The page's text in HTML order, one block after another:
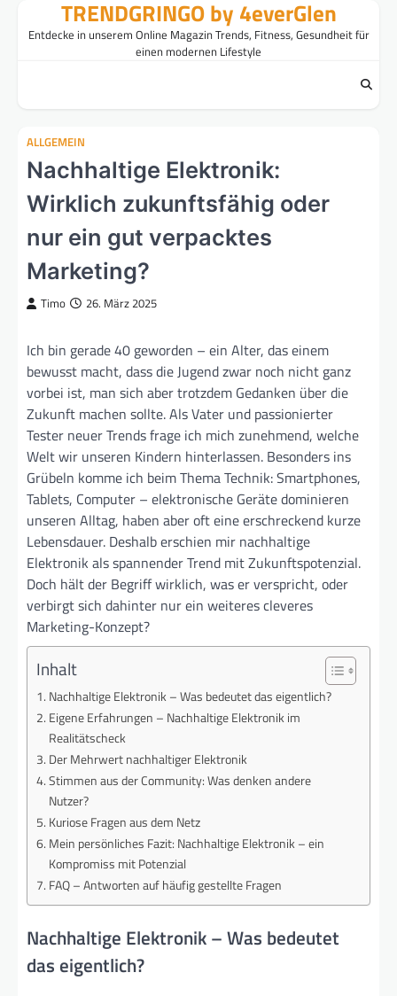
TRENDGRINGO by 4everGlen
Entdecke in unserem Online Magazin Trends, Fitness, Gesundheit für
einen modernen Lifestyle
ALLGEMEIN
Nachhaltige Elektronik:
Wirklich zukunftsfähig oder
nur ein gut verpacktes
Marketing?
Timo 26. März 2025
Ich bin gerade 40 geworden – ein Alter, das einem
bewusst macht, dass die Jugend zwar noch nicht ganz
vorbei ist, man sich aber trotzdem Gedanken über die
Zukunft machen sollte. Als Vater und passionierter
Tester neuer Trends frage ich mich zunehmend, welche
Welt wir unseren Kindern hinterlassen. Besonders ins
Grübeln komme ich beim Thema Technik: Smartphones,
Tablets, Computer – elektronische Geräte dominieren
unseren Alltag, haben aber oft eine erschreckend kurze
Lebensdauer. Deshalb erschien mir nachhaltige
Elektronik als spannender Trend mit Zukunftspotenzial.
Doch hält der Begriff wirklich, was er verspricht, oder
verbirgt sich dahinter nur ein weiteres cleveres
Marketing-Konzept?
Inhalt
Nachhaltige Elektronik – Was bedeutet das eigentlich?
Eigene Erfahrungen – Nachhaltige Elektronik im
Realitätscheck
Der Mehrwert nachhaltiger Elektronik
Stimmen aus der Community: Was denken andere
Nutzer?
Kuriose Fragen aus dem Netz
Mein persönliches Fazit: Nachhaltige Elektronik – ein
Kompromiss mit Potenzial
FAQ – Antworten auf häufig gestellte Fragen
Nachhaltige Elektronik – Was bedeutet
das eigentlich?